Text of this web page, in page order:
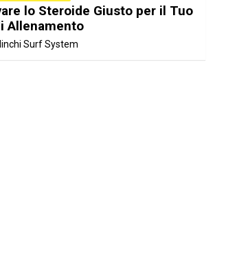
lo Steroide Giusto per il Tuo
Allenamento
Surf System